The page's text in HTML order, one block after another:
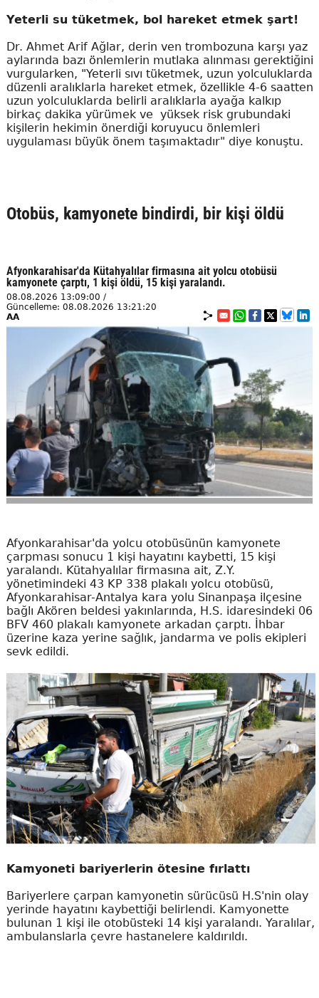
Yeterli su tüketmek, bol hareket etmek şart!
Dr. Ahmet Arif Ağlar, derin ven trombozuna karşı yaz
aylarında bazı önlemlerin mutlaka alınması gerektiğini
vurgularken, "Yeterli sıvı tüketmek, uzun yolculuklarda
düzenli aralıklarla hareket etmek, özellikle 4-6 saatten
uzun yolculuklarda belirli aralıklarla ayağa kalkıp
birkaç dakika yürümek ve yüksek risk grubundaki
kişilerin hekimin önerdiği koruyucu önlemleri
uygulaması büyük önem taşımaktadır" diye konuştu.
Otobüs, kamyonete bindirdi, bir kişi öldü
Afyonkarahisar'da Kütahyalılar firmasına ait yolcu otobüsü
kamyonete çarptı, 1 kişi öldü, 15 kişi yaralandı.
08.08.2026 13:09:00 /
Güncelleme: 08.08.2026 13:21:20
AA
Afyonkarahisar'da yolcu otobüsünün kamyonete
çarpması sonucu 1 kişi hayatını kaybetti, 15 kişi
yaralandı. Kütahyalılar firmasına ait, Z.Y.
yönetimindeki 43 KP 338 plakalı yolcu otobüsü,
Afyonkarahisar-Antalya kara yolu Sinanpaşa ilçesine
bağlı Akören beldesi yakınlarında, H.S. idaresindeki 06
BFV 460 plakalı kamyonete arkadan çarptı. İhbar
üzerine kaza yerine sağlık, jandarma ve polis ekipleri
sevk edildi.
Kamyoneti bariyerlerin ötesine fırlattı
Bariyerlere çarpan kamyonetin sürücüsü H.S'nin olay
yerinde hayatını kaybettiği belirlendi. Kamyonette
bulunan 1 kişi ile otobüsteki 14 kişi yaralandı. Yaralılar,
ambulanslarla çevre hastanelere kaldırıldı.